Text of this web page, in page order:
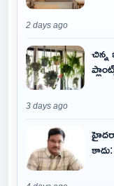
2 days ago
3 days ago